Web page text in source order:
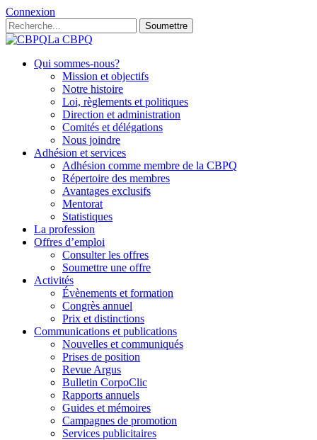
Connexion
Soumettre
La CBPQ
Qui sommes-nous?
Mission et objectifs
Notre histoire
Loi, règlements et politiques
Direction et administration
Comités et délégations
Nous joindre
Adhésion et services
Adhésion comme membre de la CBPQ
Répertoire des membres
Avantages exclusifs
Mentorat
Statistiques
La profession
Offres d’emploi
Consulter les offres
Soumettre une offre
Activités
Évènements et formation
Congrès annuel
Prix et distinctions
Communications et publications
Nouvelles et communiqués
Prises de position
Revue Argus
Bulletin CorpoClic
Rapports annuels
Guides et mémoires
Campagnes de promotion
Services publicitaires